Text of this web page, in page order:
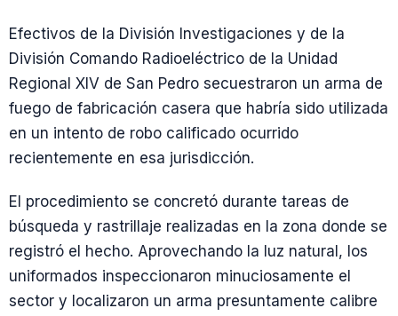
Efectivos de la División Investigaciones y de la
División Comando Radioeléctrico de la Unidad
Regional XIV de San Pedro secuestraron un arma de
fuego de fabricación casera que habría sido utilizada
en un intento de robo calificado ocurrido
recientemente en esa jurisdicción.
El procedimiento se concretó durante tareas de
búsqueda y rastrillaje realizadas en la zona donde se
registró el hecho. Aprovechando la luz natural, los
uniformados inspeccionaron minuciosamente el
sector y localizaron un arma presuntamente calibre